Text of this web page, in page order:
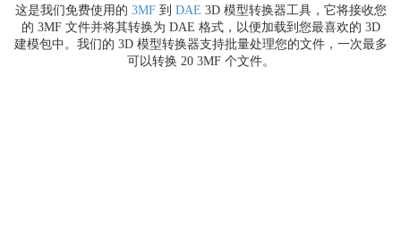
这是我们免费使用的 3MF到 DAE 3D 模型转换器工具，它将接收您
的 3MF 文件并将其转换为 DAE 格式，以便加载到您最喜欢的 3D
建模包中。我们的 3D 模型转换器支持批量处理您的文件，一次最多
可以转换 20 3MF 个文件。